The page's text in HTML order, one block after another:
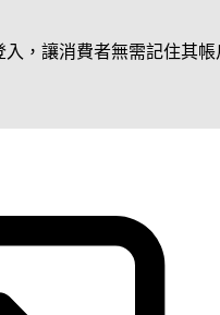
，讓消費者無需記住其帳